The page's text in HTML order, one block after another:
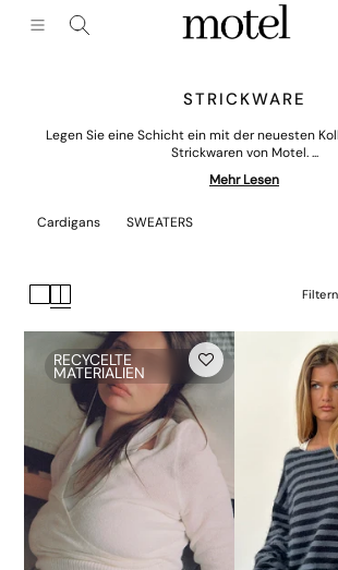
Menü
Schließen (esc)
STRICKWARE
Legen Sie eine Schicht ein mit der neuesten
Strickwaren von Motel. ...
Mehr Lesen
Cardigans SWEATERS
RECYCELTE
MATERIALIEN